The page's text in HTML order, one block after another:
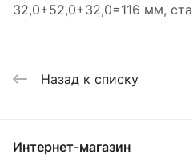
32,0+52,0+32,0=116 мм,
Назад к списку
Интернет-магазин